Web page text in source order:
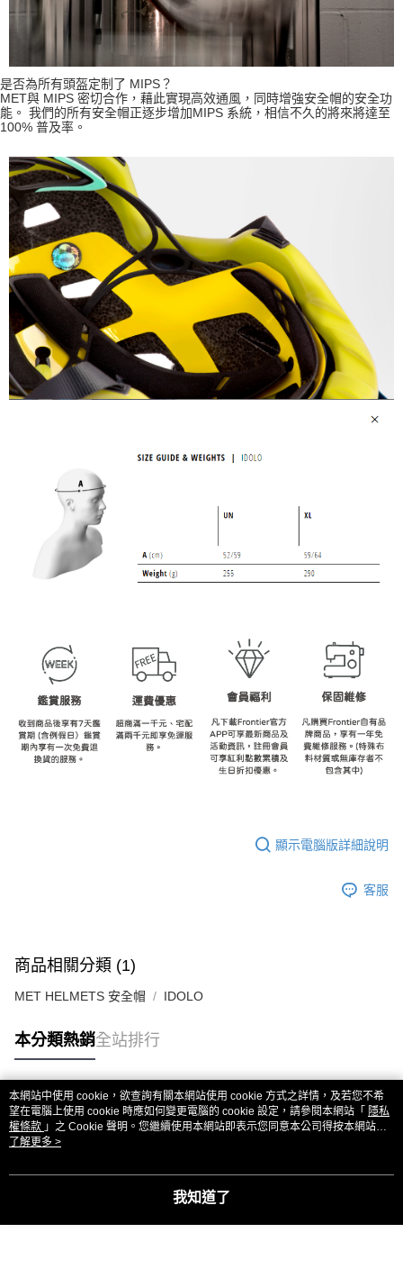
是否為所有頭盔定制了 MIPS？
MET與 MIPS 密切合作，藉此實現高效通風，同時增強安全帽的安全功
能。 我們的所有安全帽正逐步增加MIPS 系統，相信不久的將來將達至
100% 普及率。
顯示電腦版詳細說明
客服
商品相關分類 (1)
MET HELMETS 安全帽 IDOLO
本分類熱銷全站排行
熱門標籤
本網站中使用 cookie，欲查詢有關本網站使用 cookie 方式之詳情，及若您不希
望在電腦上使用 cookie 時應如何變更電腦的 cookie 設定，請參閱本網站「 隱私
權條款 」之 Cookie 聲明。您繼續使用本網站即表示您同意本公司得按本網站使
用條款之 Cookie 聲明使用 cookie。
了解更多 >
我知道了